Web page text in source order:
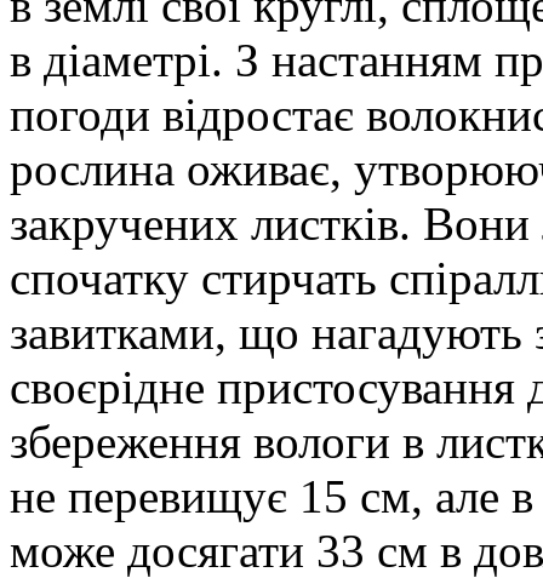
в діаметрі. З настанням
погоди відростає
рослина оживає,
закручених листків. Вони
спочатку стирчать
завитками, що нагадують
своєрідне
збереження вологи в
не перевищує 15 см, але в
може досягати 33 см в